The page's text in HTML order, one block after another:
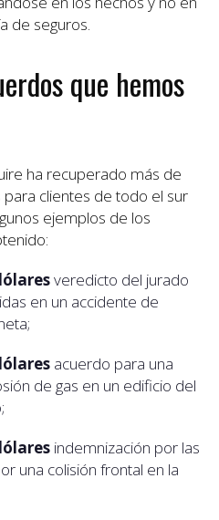
de seguros.
que hemos
ha recuperado más de
clientes de todo el sur
ejemplos de los
veredicto del jurado
en un accidente de
acuerdo para una
de gas en un edificio del
indemnización por las
una colisión frontal en la